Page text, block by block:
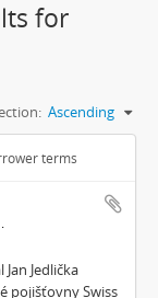
for
Ascending
terms
Jedlička
pojišťovny Swiss